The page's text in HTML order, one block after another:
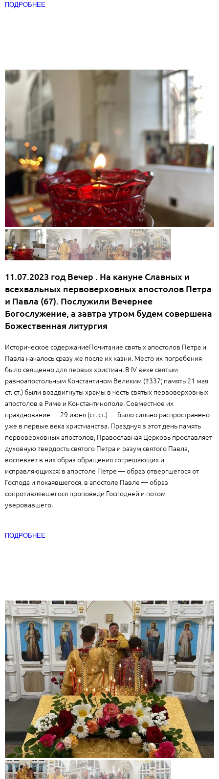
ПОДРОБНЕЕ
11.07.2023 год Вечер . На кануне Славных и
всехвальных первоверховных апостолов Петра
и Павла (67). Послужили Вечернее
Богослужение, а завтра утром будем совершена
Божественная литургия
Историческое содержаниеПочитание святых апостолов Петра и
Павла началось сразу же после их казни. Место их погребения
было священно для первых христиан. В IV веке святым
равноапостольным Константином Великим (†337; память 21 мая
ст. ст.) были воздвигнуты храмы в честь святых первоверховных
апостолов в Риме и Константинополе. Совместное их
празднование — 29 июня (ст. ст.) — было сильно распространено
уже в первые века христианства. Празднуя в этот день память
первоверховных апостолов, Православная Церковь прославляет
духовную твердость святого Петра и разум святого Павла,
воспевает в них образ обращения согрешающих и
исправляющихся: в апостоле Петре — образ отвергшегося от
Господа и покаявшегося, в апостоле Павле — образ
сопротивлявшегося проповеди Господней и потом
уверовавшего.
ПОДРОБНЕЕ